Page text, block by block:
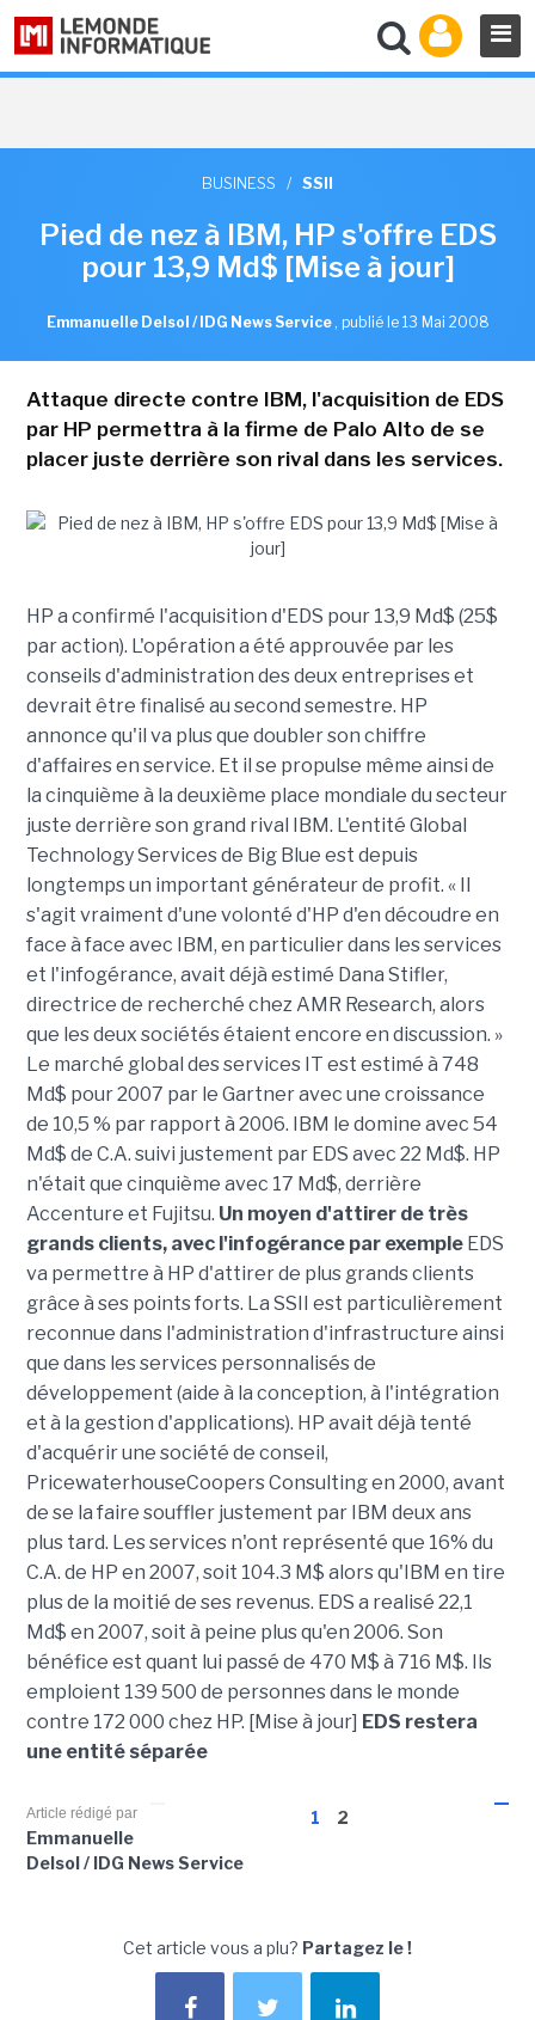
BUSINESS / SSII
Pied de nez à IBM, HP s'offre EDS
pour 13,9 Md$ [Mise à jour]
Emmanuelle Delsol / IDG News Service , publié le 13 Mai 2008
Attaque directe contre IBM, l'acquisition de EDS
par HP permettra à la firme de Palo Alto de se
placer juste derrière son rival dans les services.
HP a confirmé l'acquisition d'EDS pour 13,9 Md$ (25$
par action). L'opération a été approuvée par les
conseils d'administration des deux entreprises et
devrait être finalisé au second semestre. HP
annonce qu'il va plus que doubler son chiffre
d'affaires en service. Et il se propulse même ainsi de
la cinquième à la deuxième place mondiale du secteur
juste derrière son grand rival IBM. L'entité Global
Technology Services de Big Blue est depuis
longtemps un important générateur de profit. « Il
s'agit vraiment d'une volonté d'HP d'en découdre en
face à face avec IBM, en particulier dans les services
et l'infogérance, avait déjà estimé Dana Stifler,
directrice de recherché chez AMR Research, alors
que les deux sociétés étaient encore en discussion. »
Le marché global des services IT est estimé à 748
Md$ pour 2007 par le Gartner avec une croissance
de 10,5 % par rapport à 2006. IBM le domine avec 54
Md$ de C.A. suivi justement par EDS avec 22 Md$. HP
n'était que cinquième avec 17 Md$, derrière
Accenture et Fujitsu. Un moyen d'attirer de très
grands clients, avec l'infogérance par exempleEDS
va permettre à HP d'attirer de plus grands clients
grâce à ses points forts. La SSII est particulièrement
reconnue dans l'administration d'infrastructure ainsi
que dans les services personnalisés de
développement (aide à la conception, à l'intégration
et à la gestion d'applications). HP avait déjà tenté
d'acquérir une société de conseil,
PricewaterhouseCoopers Consulting en 2000, avant
de se la faire souffler justement par IBM deux ans
plus tard. Les services n'ont représenté que 16% du
C.A. de HP en 2007, soit 104.3 M$ alors qu'IBM en tire
plus de la moitié de ses revenus. EDS a realisé 22,1
Md$ en 2007, soit à peine plus qu'en 2006. Son
bénéfice est quant lui passé de 470 M$ à 716 M$. Ils
emploient 139 500 de personnes dans le monde
contre 172 000 chez HP. [Mise à jour] EDS restera
une entité séparée
1 2
Article rédigé par
Emmanuelle
Delsol / IDG News Service
Cet article vous a plu? Partagez le !